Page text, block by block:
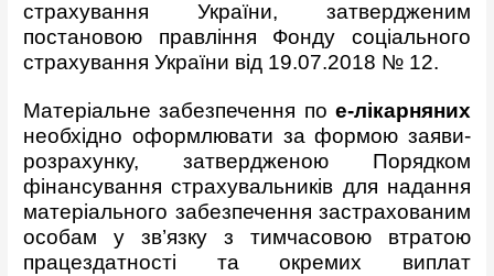
страхування України, затвердженим
постановою правління Фонду соціального
страхування України від 19.07.2018 № 12.
Матеріальне забезпечення по е-лікарняних
необхідно оформлювати за формою заяви-
розрахунку, затвердженою Порядком
фінансування страхувальників для надання
матеріального забезпечення застрахованим
особам у зв’язку з тимчасовою втратою
працездатності та окремих виплат